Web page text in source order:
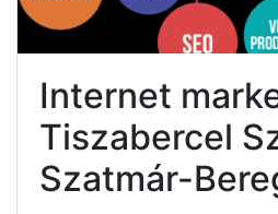
Internet
Tiszabercel
Szatmár-